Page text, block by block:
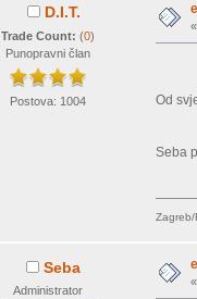
D.I.T.
Trade Count:(0)
Punopravni član
Postova: 1004 Od
Seba
Zagreb/
Seba
Administrator